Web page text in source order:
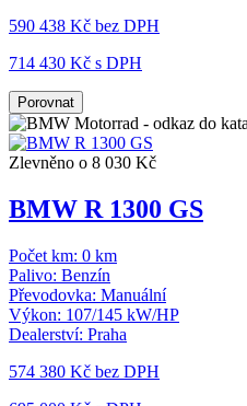
590 438 Kč bez DPH
714 430 Kč s DPH
Porovnat
Zlevněno o 8 030 Kč
BMW R 1300 GS
Počet km: 0 km
Palivo: Benzín
Převodovka: Manuální
Výkon: 107/145 kW/HP
Dealerství: Praha
574 380 Kč bez DPH